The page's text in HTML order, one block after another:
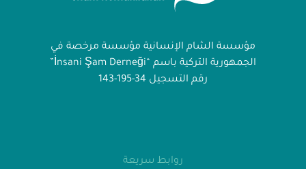
مؤسسة الشام الإنسانية مؤسسة مرخصة في
الجمهورية التركية باسم “İnsani Şam Derneği”
رقم التسجيل 34-195-143
روابط سريعة